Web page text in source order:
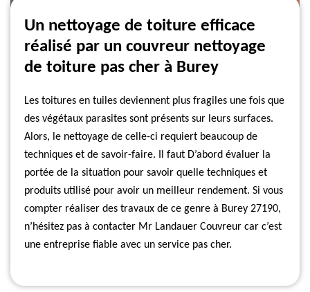
Un nettoyage de toiture efficace
réalisé par un couvreur nettoyage
de toiture pas cher à Burey
Les toitures en tuiles deviennent plus fragiles une fois que
des végétaux parasites sont présents sur leurs surfaces.
Alors, le nettoyage de celle-ci requiert beaucoup de
techniques et de savoir-faire. Il faut D’abord évaluer la
portée de la situation pour savoir quelle techniques et
produits utilisé pour avoir un meilleur rendement. Si vous
compter réaliser des travaux de ce genre à Burey 27190,
n’hésitez pas à contacter Mr Landauer Couvreur car c’est
une entreprise fiable avec un service pas cher.